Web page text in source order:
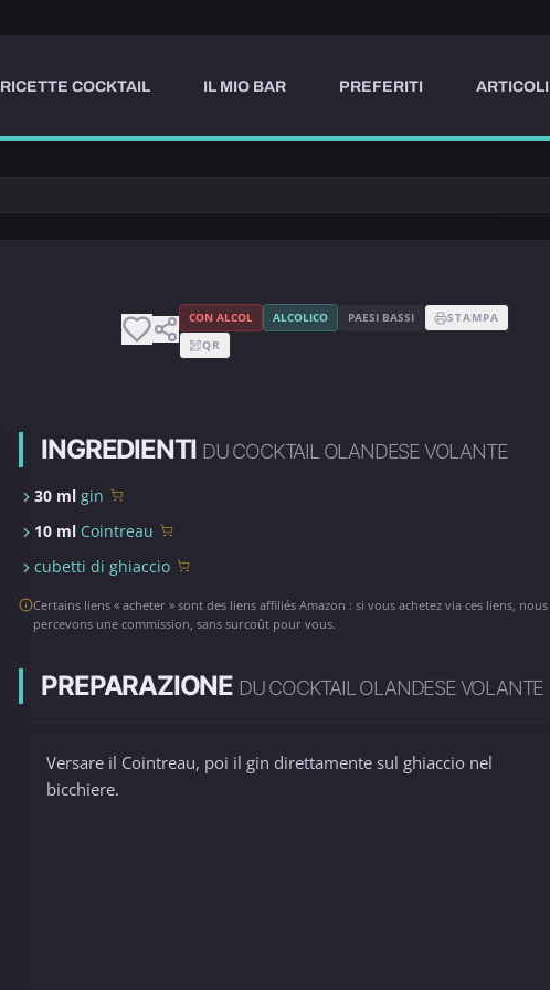
RICETTE COCKTAIL IL MIO BAR PREFERITI ARTICOLI
CON ALCOL ALCOLICO PAESI BASSI
STAMPA
QR
INGREDIENTI DU COCKTAIL OLANDESE VOLANTE
30 mlgin
10 ml Cointreau
cubetti di ghiaccio
Certains liens « acheter » sont des liens affiliés Amazon : si vous achetez via ces liens, nous
percevons une commission, sans surcoût pour vous.
PREPARAZIONE DU COCKTAIL OLANDESE VOLANTE
Versare il Cointreau, poi il gin direttamente sul ghiaccio nel
bicchiere.